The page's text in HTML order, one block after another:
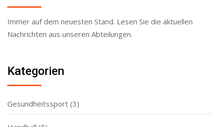
Immer auf dem neuesten Stand. Lesen Sie die aktuellen
Nachrichten aus unseren Abteilungen.
Kategorien
Gesundheitssport (3)